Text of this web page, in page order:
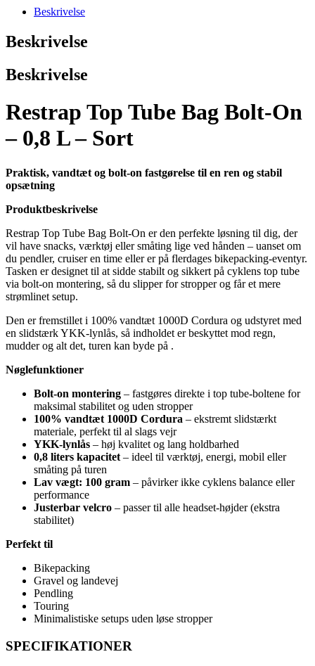
Beskrivelse
Beskrivelse
Beskrivelse
Restrap Top Tube Bag Bolt-On
– 0,8 L – Sort
Praktisk, vandtæt og bolt-on fastgørelse til en ren og stabil
opsætning
Produktbeskrivelse
Restrap Top Tube Bag Bolt-On er den perfekte løsning til dig, der
vil have snacks, værktøj eller småting lige ved hånden – uanset om
du pendler, cruiser en time eller er på flerdages bikepacking-eventyr.
Tasken er designet til at sidde stabilt og sikkert på cyklens top tube
via bolt-on montering, så du slipper for stropper og får et mere
strømlinet setup.
Den er fremstillet i 100% vandtæt 1000D Cordura og udstyret med
en slidstærk YKK-lynlås, så indholdet er beskyttet mod regn,
mudder og alt det, turen kan byde på .
Nøglefunktioner
Bolt-on montering – fastgøres direkte i top tube-boltene for
maksimal stabilitet og uden stropper
100% vandtæt 1000D Cordura – ekstremt slidstærkt
materiale, perfekt til al slags vejr
YKK-lynlås – høj kvalitet og lang holdbarhed
0,8 liters kapacitet – ideel til værktøj, energi, mobil eller
småting på turen
Lav vægt: 100 gram – påvirker ikke cyklens balance eller
performance
Justerbar velcro – passer til alle headset-højder (ekstra
stabilitet)
Perfekt til
Bikepacking
Gravel og landevej
Pendling
Touring
Minimalistiske setups uden løse stropper
SPECIFIKATIONER